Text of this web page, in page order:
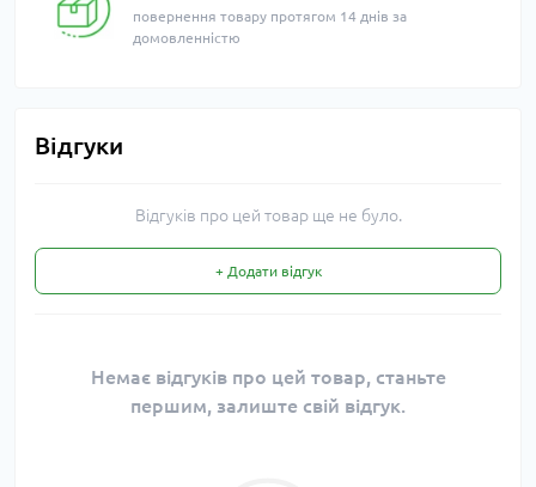
повернення товару протягом 14 днів за
домовленністю
Відгуки
Відгуків про цей товар ще не було.
+ Додати відгук
Немає відгуків про цей товар, станьте
першим, залиште свій відгук.